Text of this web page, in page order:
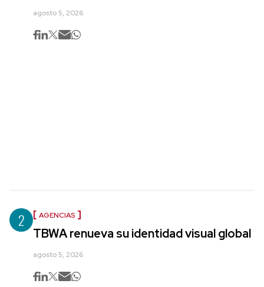
agosto 5, 2026
2 AGENCIAS
TBWA renueva su identidad visual global
agosto 5, 2026